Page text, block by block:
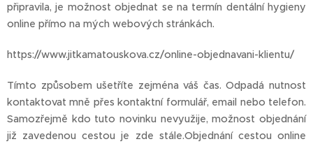
připravila, je možnost objednat se na termín dentální hygieny
online přímo na mých webových stránkách.
https://www.jitkamatouskova.cz/online-objednavani-klientu/
Tímto způsobem ušetříte zejména váš čas. Odpadá nutnost
kontaktovat mně přes kontaktní formulář, email nebo telefon.
Samozřejmě kdo tuto novinku nevyužije, možnost objednání
již zavedenou cestou je zde stále.Objednání cestou online